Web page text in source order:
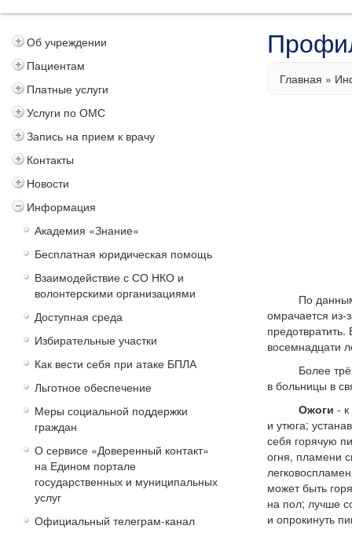
Об учреждении
Пациентам
Платные услуги
Услуги по ОМС
Запись на прием к врачу
Контакты
Новости
Информация
Академия «Знание»
Бесплатная юридическая помощь
Взаимодействие с СО НКО и
волонтерскими организациями
Доступная среда
Избирательные участки
Как вести себя при атаке БПЛА
Льготное обеспечение
Меры социальной поддержки
граждан
О сервисе «Доверенный контакт»
на Едином портале
государственных и муниципальных
услуг
Официальный телеграм-канал
Главная »
По данным
омрачается
восемнадцати
Более трёх
в больницы в
Ожоги -
и утюга;
себя горячую
огня, пламени
может быть
на пол; лучше
и опрокинуть